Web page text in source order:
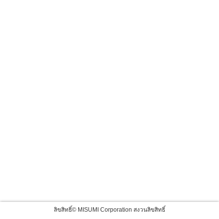
ลิขสิทธิ์© MISUMI Corporation สงวนลิขสิทธิ์